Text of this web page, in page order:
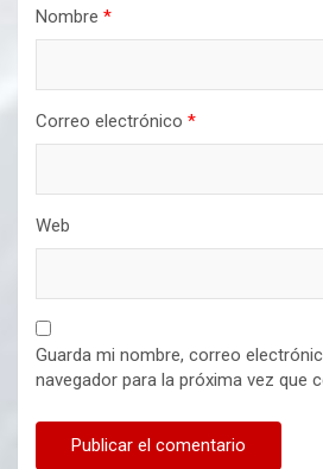
Nombre *
Correo electrónico *
Web
Guarda mi nombre, correo
navegador para la próxima vez que